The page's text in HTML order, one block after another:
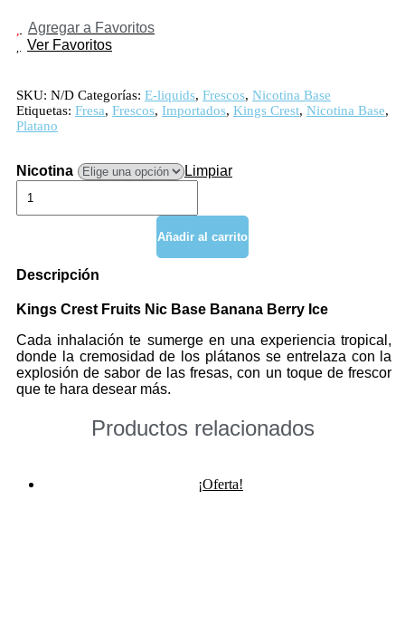
Agregar a Favoritos
Ver Favoritos
SKU: N/D Categorías: E-liquids, Frescos, Nicotina Base
Etiquetas: Fresa, Frescos, Importados, Kings Crest, Nicotina Base,
Platano
Nicotina
Limpiar
Crest
Fruits
Banana
Berry
Ice
cantidad
Añadir al carrito
Descripción
Kings Crest Fruits Nic Base Banana Berry Ice
Cada inhalación te sumerge en una experiencia tropical,
donde la cremosidad de los plátanos se entrelaza con la
explosión de sabor de las fresas, con un toque de frescor
que te hara desear más.
Productos relacionados
¡Oferta!